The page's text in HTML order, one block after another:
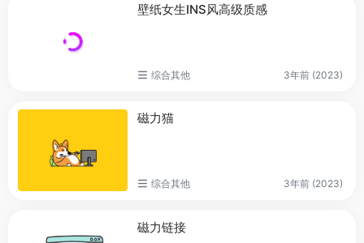
壁纸女生INS风高级质感
综合其他 3年前 (2023)
磁力猫
综合其他 3年前 (2023)
磁力链接